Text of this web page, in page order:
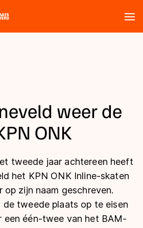
weer de
ONK
tweede jaar achtereen heeft
het KPN ONK Inline-skaten
op zijn naam geschreven.
de tweede plaats op te eisen
een één-twee van het BAM-